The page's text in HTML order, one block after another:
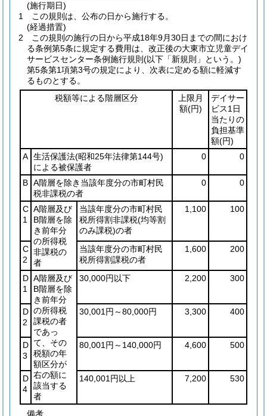
(施行期日)
1
この規則は、公布の日から施行する。
(経過措置)
2
この規則の施行の日から平成18年9月30日までの間におけ
る条例第5条に規定する費用は、改正後の大東市立児童デイ
サービスセンター条例施行規則 (以下「新規則」という。)
第5条第1項第3号の規定により、次表に定める額に軽減す
るものとする。
税額等による階層区分
上限月
額(円)
デイサー
ビス1日
当たりの
負担基準
額(円)
A 生活保護法(昭和25年法律第144号)
による被保護者
0 0
B A階層を除き当該年度分の市町村民
税非課税の者
0 0
C
1
A階層及び
B階層を除
き前年分
の所得税
非課税の
者
当該年度分の市町村民
税所得割非課税(均等割
のみ課税)の者
1,100 100
C
2
当該年度分の市町村民
税所得割課税の者
1,600 200
D
1
A階層及び
B階層を除
き前年分
の所得税
課税の者
であっ
て、その
税額の年
額区分が
右の額に
該当する
者
30,000円以下 2,200 300
D
2
30,001円～80,000円 3,300 400
D
3
80,001円～140,000円 4,600 500
D
4
140,001円以上 7,200 530
備考